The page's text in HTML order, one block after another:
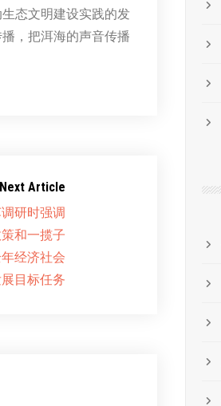
态文明建设实践的发
，把洱海的声音传播
Next Article
研时强调
和一揽子
经济社会
目标任务